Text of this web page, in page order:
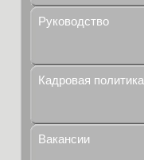
Руководство
Кадровая политика
Вакансии